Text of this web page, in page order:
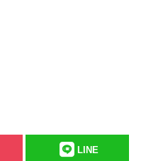
LINE